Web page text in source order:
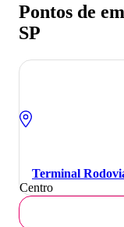
Pontos de
SP
Terminal
Centro